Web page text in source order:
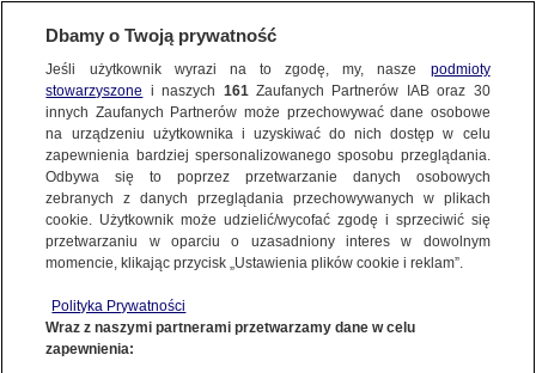
KONTAKT24
Wyślij Materiał
WYŚLIJ MATERIAŁ
NAJNOWSZE
GORĄCE TEMATY
Dzień dobry!
Jedno konto do wszystkich usług
Dbamy o Twoją prywatność
Jeśli użytkownik wyrazi na to zgodę, my, nasze podmioty
stowarzyszone i naszych 161Zaufanych Partnerów IAB oraz 30
innych Zaufanych Partnerów może przechowywać dane osobowe
na urządzeniu użytkownika i uzyskiwać do nich dostęp w celu
zapewnienia bardziej spersonalizowanego sposobu przeglądania.
Odbywa się to poprzez przetwarzanie danych osobowych
zebranych z danych przeglądania przechowywanych w plikach
cookie. Użytkownik może udzielić/wycofać zgodę i sprzeciwić się
przetwarzaniu w oparciu o uzasadniony interes w dowolnym
momencie, klikając przycisk „Ustawienia plików cookie i reklam”.
Polityka Prywatności
Wraz z naszymi partnerami przetwarzamy dane w celu
zapewnienia: